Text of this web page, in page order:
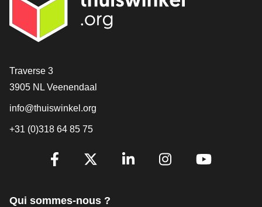
[_General:Contact]
Traverse 3
3905 NL Veenendaal
info@thuiswinkel.org
+31 (0)318 64 85 75
[_General:SocialMediaTitle]
Qui sommes-nous ?